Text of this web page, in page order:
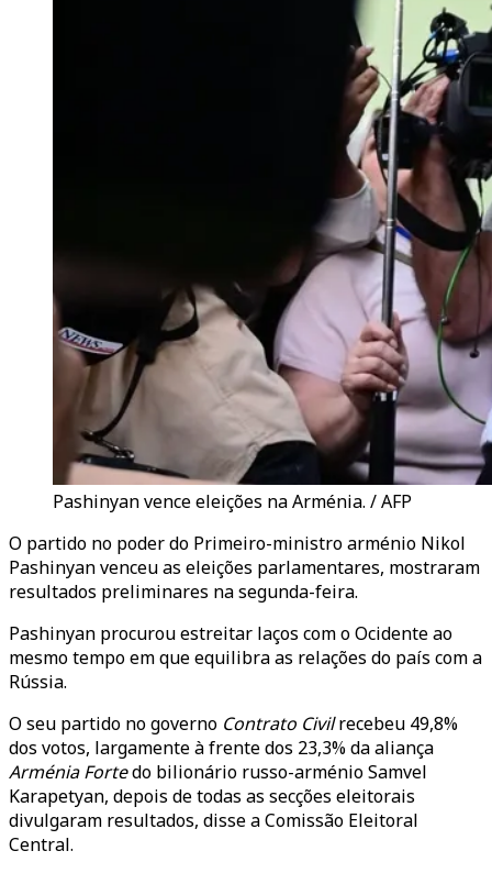
Pashinyan vence eleições na Arménia. / AFP
O partido no poder do Primeiro-ministro arménio Nikol
Pashinyan venceu as eleições parlamentares, mostraram
resultados preliminares na segunda-feira.
Pashinyan procurou estreitar laços com o Ocidente ao
mesmo tempo em que equilibra as relações do país com a
Rússia.
O seu partido no governo Contrato Civilrecebeu 49,8%
dos votos, largamente à frente dos 23,3% da aliança
Arménia Fortedo bilionário russo-arménio Samvel
Karapetyan, depois de todas as secções eleitorais
divulgaram resultados, disse a Comissão Eleitoral
Central.